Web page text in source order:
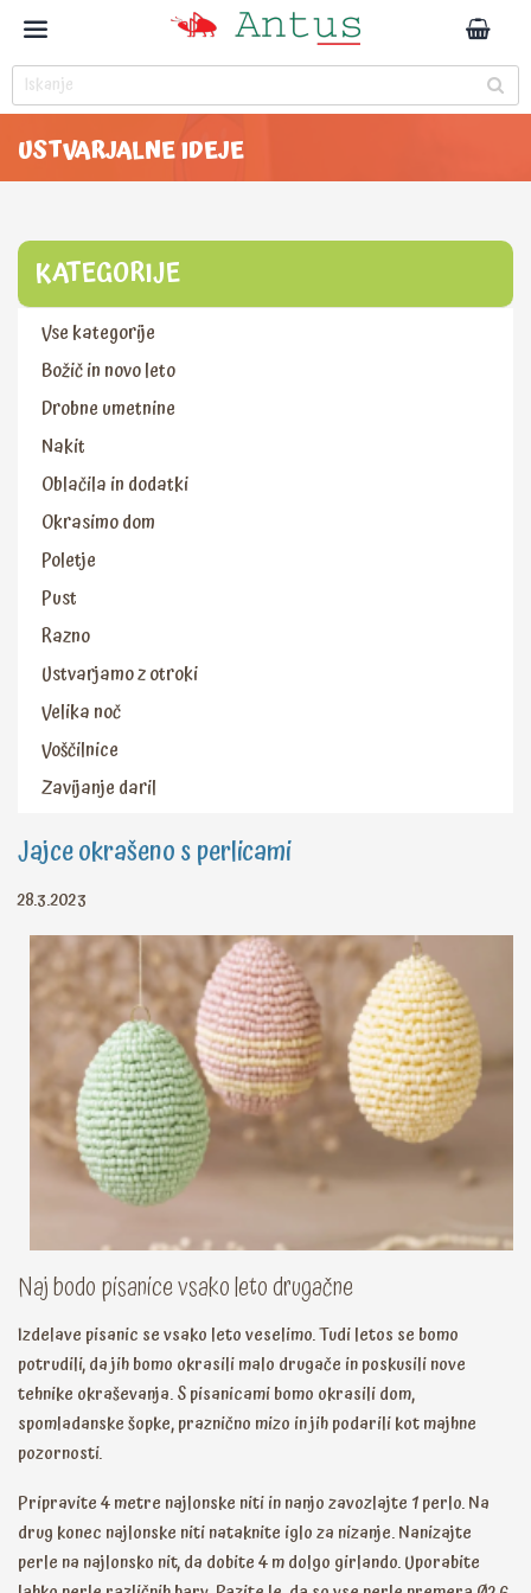
USTVARJALNE IDEJE
KATEGORIJE
Vse kategorije
Božič in novo leto
Drobne umetnine
Nakit
Oblačila in dodatki
Okrasimo dom
Poletje
Pust
Razno
Ustvarjamo z otroki
Velika noč
Voščilnice
Zavijanje daril
Jajce okrašeno s perlicami
28.3.2023
Naj bodo pisanice vsako leto drugačne
Izdelave pisanic se vsako leto veselimo. Tudi letos se bomo
potrudili, da jih bomo okrasili malo drugače in poskusili nove
tehnike okraševanja. S pisanicami bomo okrasili dom,
spomladanske šopke, praznično mizo in jih podarili kot majhne
pozornosti.
Pripravite 4 metre najlonske niti in nanjo zavozlajte 1 perlo. Na
drug konec najlonske niti nataknite iglo za nizanje. Nanizajte
perle na najlonsko nit, da dobite 4 m dolgo girlando. Uporabite